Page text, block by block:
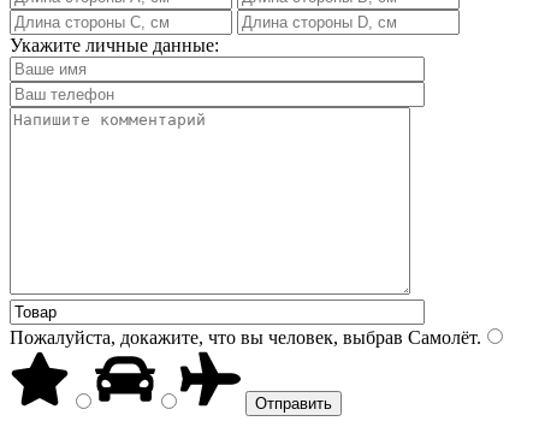
Укажите личные данные:
Пожалуйста, докажите, что вы человек, выбрав Самолёт.